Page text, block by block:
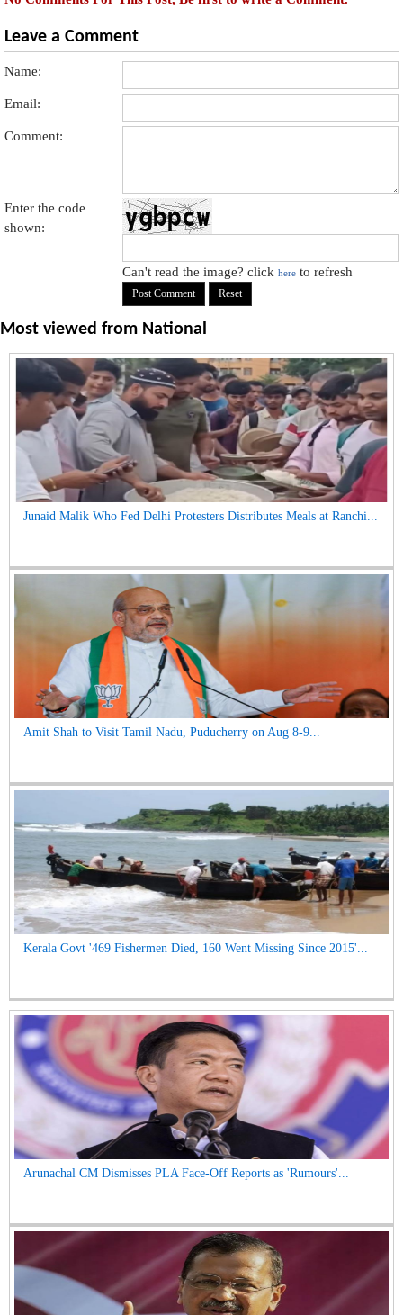
Leave a Comment
Name:
Email:
Comment:
Enter the code
shown:
Can't read the image? clickhere to refresh
Most viewed from National
Junaid Malik Who Fed Delhi Protesters Distributes Meals at Ranchi...
Amit Shah to Visit Tamil Nadu, Puducherry on Aug 8-9...
Kerala Govt '469 Fishermen Died, 160 Went Missing Since 2015'...
Arunachal CM Dismisses PLA Face-Off Reports as 'Rumours'...